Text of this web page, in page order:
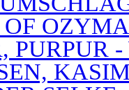
OF
PURPUR